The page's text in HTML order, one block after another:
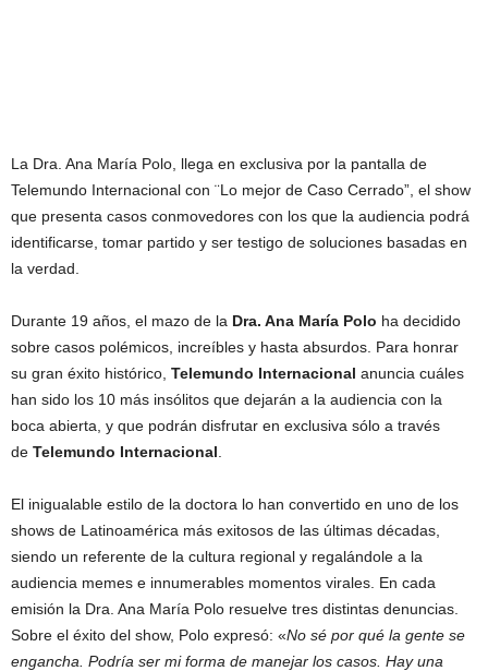
La Dra. Ana María Polo, llega en exclusiva por la pantalla de
Telemundo Internacional con ¨Lo mejor de Caso Cerrado”, el show
que presenta casos conmovedores con los que la audiencia podrá
identificarse, tomar partido y ser testigo de soluciones basadas en
la verdad.
Durante 19 años, el mazo de la Dra. Ana María Polo ha decidido
sobre casos polémicos, increíbles y hasta absurdos. Para honrar
su gran éxito histórico, Telemundo Internacional anuncia cuáles
han sido los 10 más insólitos que dejarán a la audiencia con la
boca abierta, y que podrán disfrutar en exclusiva sólo a través
de Telemundo Internacional
El inigualable estilo de la doctora lo han convertido en uno de los
shows de Latinoamérica más exitosos de las últimas décadas,
siendo un referente de la cultura regional y regalándole a la
audiencia memes e innumerables momentos virales. En cada
emisión la Dra. Ana María Polo resuelve tres distintas denuncias.
Sobre el éxito del show, Polo expresó: «No sé por qué la gente se
engancha. Podría ser mi forma de manejar los casos. Hay una